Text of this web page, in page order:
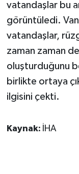
vatandaşlar bu
görüntüledi.
vatandaşlar,
zaman zaman
oluşturduğunu
birlikte ortaya
ilgisini çekti.
Kaynak: İHA
İNSAN
İş Dünyası
Kadın